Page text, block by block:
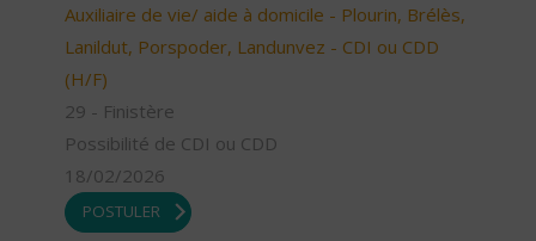
Auxiliaire de vie/ aide à domicile - Plourin, Brélès,
Lanildut, Porspoder, Landunvez - CDI ou CDD
(H/F)
29 - Finistère
Possibilité de CDI ou CDD
18/02/2026
POSTULER